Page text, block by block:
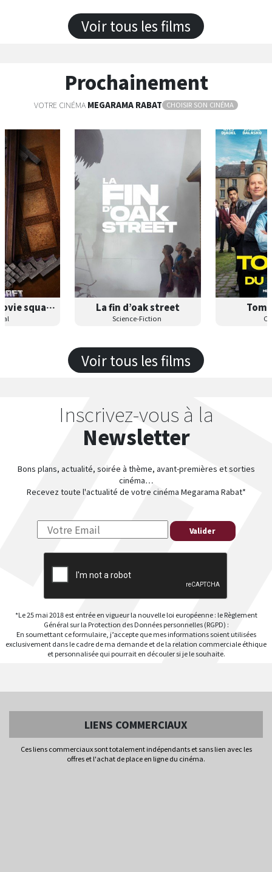
VO
Voir tous les films
Prochainement
VOTRE CINÉMA MEGARAMA RABAT CHOISIR SON CINÉMA
A minecraft movie squared
LesSéances
La fin d’oak street
Science-Fiction
Voir tous les films
Inscrivez-vous à la
Newsletter
Bons plans, actualité, soirée à thème, avant-premières et sorties
cinéma…
Recevez toute l'actualité de votre cinéma Megarama Rabat*
*Le 25 mai 2018 est entrée en vigueur la nouvelle loi européenne : le Règlement
Général sur la Protection des Données personnelles (RGPD) :
En soumettant ce formulaire, j’accepte que mes informations soient utilisées
exclusivement dans le cadre de ma demande et de la relation commerciale éthique
et personnalisée qui pourrait en découler si je le souhaite.
LIENS COMMERCIAUX
Ces liens commerciaux sont totalement indépendants et sans lien avec les
offres et l'achat de place en ligne du cinéma.